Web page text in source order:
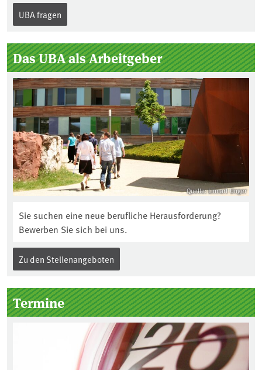
UBA fragen
Das UBA als Arbeitgeber
Quelle: Linnart Unger
Sie suchen eine neue berufliche Herausforderung?
Bewerben Sie sich bei uns.
Zu den Stellenangeboten
Termine